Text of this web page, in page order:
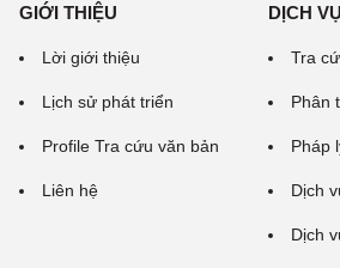
GIỚI THIỆU
Lời giới thiệu
Lịch sử phát triển
Profile Tra cứu văn bản
Liên hệ
DỊCH VỤ
Tra
Phân
Pháp
Dịch
Dịch